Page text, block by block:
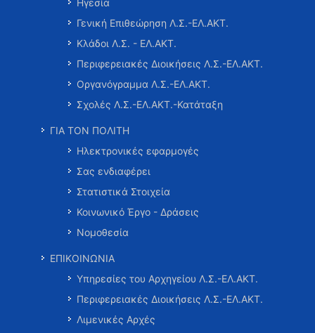
Ηγεσία
Γενική Επιθεώρηση Λ.Σ.-ΕΛ.ΑΚΤ.
Κλάδοι Λ.Σ. - ΕΛ.ΑΚΤ.
Περιφερειακές Διοικήσεις Λ.Σ.-ΕΛ.ΑΚΤ.
Οργανόγραμμα Λ.Σ.-ΕΛ.ΑΚΤ.
Σχολές Λ.Σ.-ΕΛ.ΑΚΤ.-Κατάταξη
ΓΙΑ ΤΟΝ ΠΟΛΙΤΗ
Ηλεκτρονικές εφαρμογές
Σας ενδιαφέρει
Στατιστικά Στοιχεία
Κοινωνικό Έργο - Δράσεις
Νομοθεσία
ΕΠΙΚΟΙΝΩΝΙΑ
Υπηρεσίες του Αρχηγείου Λ.Σ.-ΕΛ.ΑΚΤ.
Περιφερειακές Διοικήσεις Λ.Σ.-ΕΛ.ΑΚΤ.
Λιμενικές Αρχές